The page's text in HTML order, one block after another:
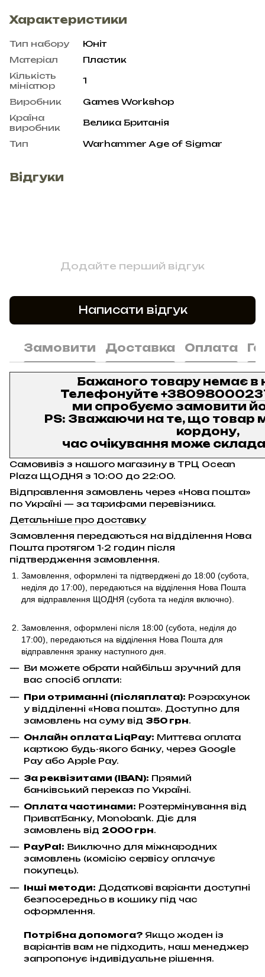
Характеристики
Тип набору
Юніт
Матеріал
Пластик
Кількість
мініатюр
1
Виробник
Games Workshop
Країна
виробник
Велика Британія
Тип Warhammer Age of Sigmar
Відгуки
Додайте перший відгук
Написати відгук
Замовити Доставка Оплата
Бажаного товару немає в
Телефонуйте
ми спробуємо замовити
PS: Зважаючи на те, що товар
кордону,
час очікування може
Самовивіз з нашого магазину в ТРЦ Ocean
Plaza ЩОДНЯ з 10:00 до 22:00.
Відправлення замовлень через «Нова пошта»
по Україні — за тарифами перевізника.
Детальніше про доставку
Замовлення передаються на відділення Нова
Пошта протягом 1-2 годин після
підтвердження замовлення.
Замовлення, оформлені та підтверджені до 18:00 (субота,
неділя до 17:00) , передаються на відділення Нова Пошта
для відправлення ЩОДНЯ (субота та неділя включно).
Замовлення, оформлені після 18:00 (субота, неділя до
17:00), передаються на відділення Нова Пошта для
відправлення зранку наступного дня.
Ви можете обрати найбільш зручний для
вас спосіб оплати:
При отриманні (післяплата): Розрахунок
у відділенні «Нова пошта». Доступно для
замовлень на суму від 350 грн.
Онлайн оплата LiqPay: Миттєва оплата
карткою будь-якого банку, через Google
Pay або Apple Pay.
За реквізитами (IBAN): Прямий
банківський переказ по Україні.
Оплата частинами: Розтермінування від
ПриватБанку, Monobank. Діє для
замовлень від 2000 грн.
PayPal: Виключно для міжнародних
замовлень (комісію сервісу оплачує
покупець).
Інші методи: Додаткові варіанти доступні
безпосередньо в кошику під час
оформлення.
Потрібна допомога? Якщо жоден із
варіантів вам не підходить, наш менеджер
запропонує індивідуальне рішення.